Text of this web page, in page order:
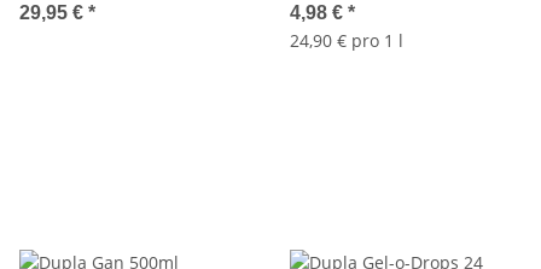
29,95 € * 4,98 € *
24,90 € pro 1 l